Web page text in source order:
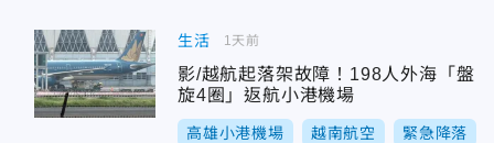
生活
影/越航起落架故障！198人外海「盤
旋4圈」返航小港機場
高雄小港機場 越南航空 緊急降落
1天前